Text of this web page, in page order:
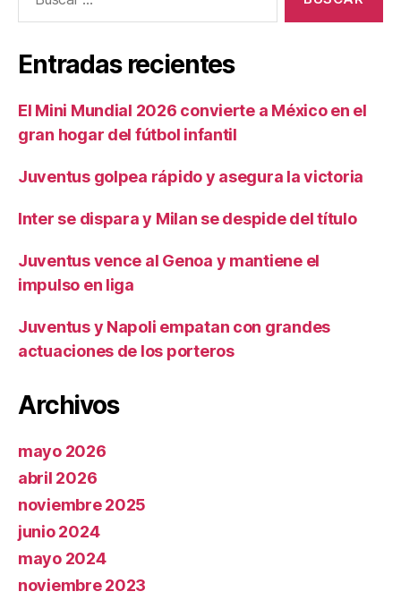
Entradas recientes
El Mini Mundial 2026 convierte a México en el
gran hogar del fútbol infantil
Juventus golpea rápido y asegura la victoria
Inter se dispara y Milan se despide del título
Juventus vence al Genoa y mantiene el
impulso en liga
Juventus y Napoli empatan con grandes
actuaciones de los porteros
Archivos
mayo 2026
abril 2026
noviembre 2025
junio 2024
mayo 2024
noviembre 2023